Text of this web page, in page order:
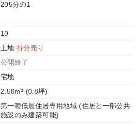
205分の1
10
土地持分売り
公開終了
宅地
2.50m² (0.8坪)
第一種低層住居専用地域 (住居と一部公共
施設のみ建築可能)